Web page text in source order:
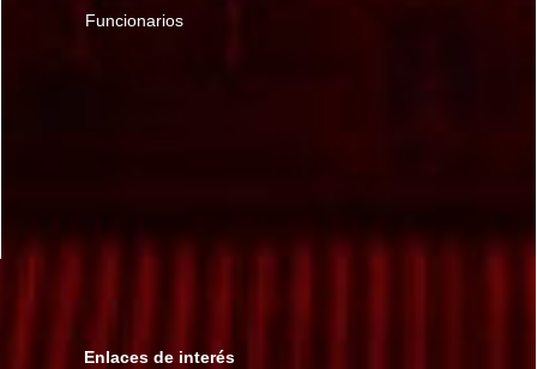
Funcionarios
Enlaces de interés